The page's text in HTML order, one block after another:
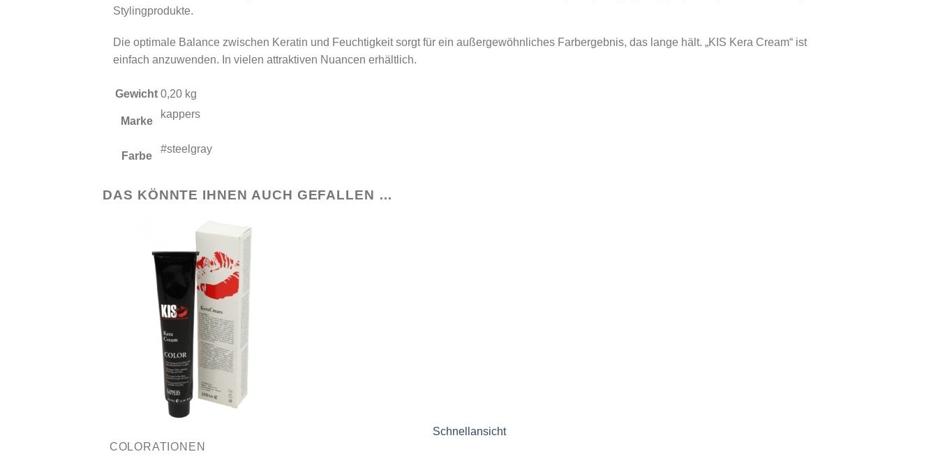
Stylingprodukte.
Die optimale Balance zwischen Keratin und Feuchtigkeit sorgt für ein außergewöhnliches Farbergebnis, das lange hält. „KIS Kera Cream“ ist
einfach anzuwenden. In vielen attraktiven Nuancen erhältlich.
Gewicht 0,20 kg
Marke
kappers
Farbe
#steelgray
DAS KÖNNTE IHNEN AUCH GEFALLEN …
Schnellansicht
COLORATIONEN